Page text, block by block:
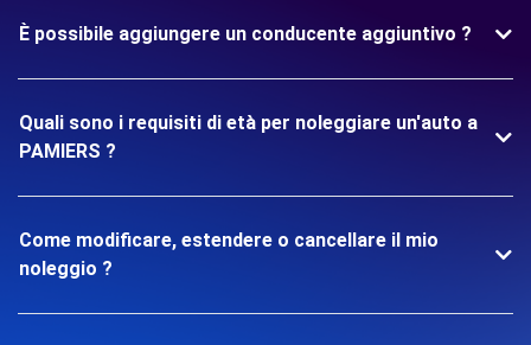
È possibile aggiungere un conducente aggiuntivo ?
Quali sono i requisiti di età per noleggiare un'auto a
PAMIERS ?
Come modificare, estendere o cancellare il mio
noleggio ?